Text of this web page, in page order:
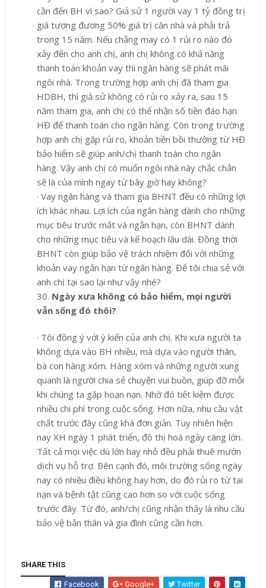
cần đến BH vì sao? Giả sử 1 người vay 1 tỷ đồng trị
giá tương đương 50% giá trị căn nhà và phải trả
trong 15 năm. Nếu chẳng may có 1 rủi ro nào đó
xảy đến cho anh chị, anh chị không có khả năng
thanh toán khoản vay thì ngân hàng sẽ phát mãi
ngôi nhà. Trong trường hợp anh chị đã tham gia
HDBH, thì giả sử không có rủi ro xảy ra, sau 15
năm tham gia, anh chị có thể nhận số tiền đáo hạn
HĐ để thanh toán cho ngân hàng. Còn trong trường
hợp anh chị gặp rủi ro, khoản tiền bồi thường từ HĐ
bảo hiểm sẽ giúp anh/chị thanh toán cho ngân
hàng. Vậy anh chị có muốn ngôi nhà này chắc chắn
sẽ là của mình ngay từ bây giờ hay không?
· Vay ngân hàng và tham gia BHNT đều có những lợi
ích khác nhau. Lợi ích của ngân hàng dành cho những
mục tiêu trước mắt và ngắn hạn, còn BHNT dành
cho những mục tiêu và kế hoạch lâu dài. Đồng thời
BHNT còn giúp bảo vệ trách nhiệm đối với những
khoản vay ngắn hạn từ ngân hàng. Để tôi chia sẻ với
anh chị tại sao lại như vậy nhé?
30. Ngày xưa không có bảo hiểm, mọi người
vẫn sống đó thôi?
· Tôi đồng ý với ý kiến của anh chị. Khi xưa người ta
không dựa vào BH nhiều, mà dựa vào người thân,
bà con hàng xóm. Hàng xóm và những người xung
quanh là người chia sẻ chuyện vui buồn, giúp đỡ mỗi
khi chúng ta gặp hoạn nạn. Nhờ đó tiết kiệm được
nhiều chi phí trong cuộc sống. Hơn nữa, nhu cầu vật
chất trước đây cũng khá đơn giản. Tuy nhiên hiện
nay XH ngày 1 phát triển, đô thị hoá ngày càng lớn.
Tất cả mọi việc dù lớn hay nhỏ đều phải thuê mướn
dịch vụ hỗ trợ. Bên cạnh đó, môi trường sống ngày
nay có nhiều điều không hay hơn, do đó rủi ro từ tai
nạn và bệnh tật cũng cao hơn so với cuộc sống
trước đây. Từ đó, anh/chị cũng nhận thấy là nhu cầu
bảo vệ bản thân và gia đình cũng cần hơn.
SHARE THIS
Facebook Google+ Twitter